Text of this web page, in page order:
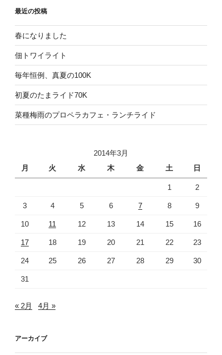
最近の投稿
春になりました
佃トワイライト
毎年恒例、真夏の100K
初夏のたまライド70K
菜種梅雨のプロペラカフェ・ランチライド
2014年3月
月
火 水 木 金 土 日
1 2
3 4 5 6 7 8 9
10 11 12 13 14 15 16
17 18 19 20 21 22 23
24 25 26 27 28 29 30
31
« 2月 4月 »
アーカイブ